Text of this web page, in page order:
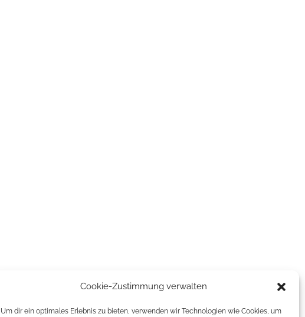
Cookie-Zustimmung verwalten
Um dir ein optimales Erlebnis zu bieten, verwenden wir Technologien wie Cookies, um